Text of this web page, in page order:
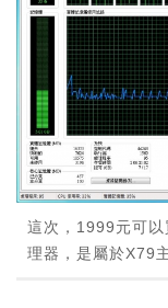
這次，1999元可
理器，是屬於X79